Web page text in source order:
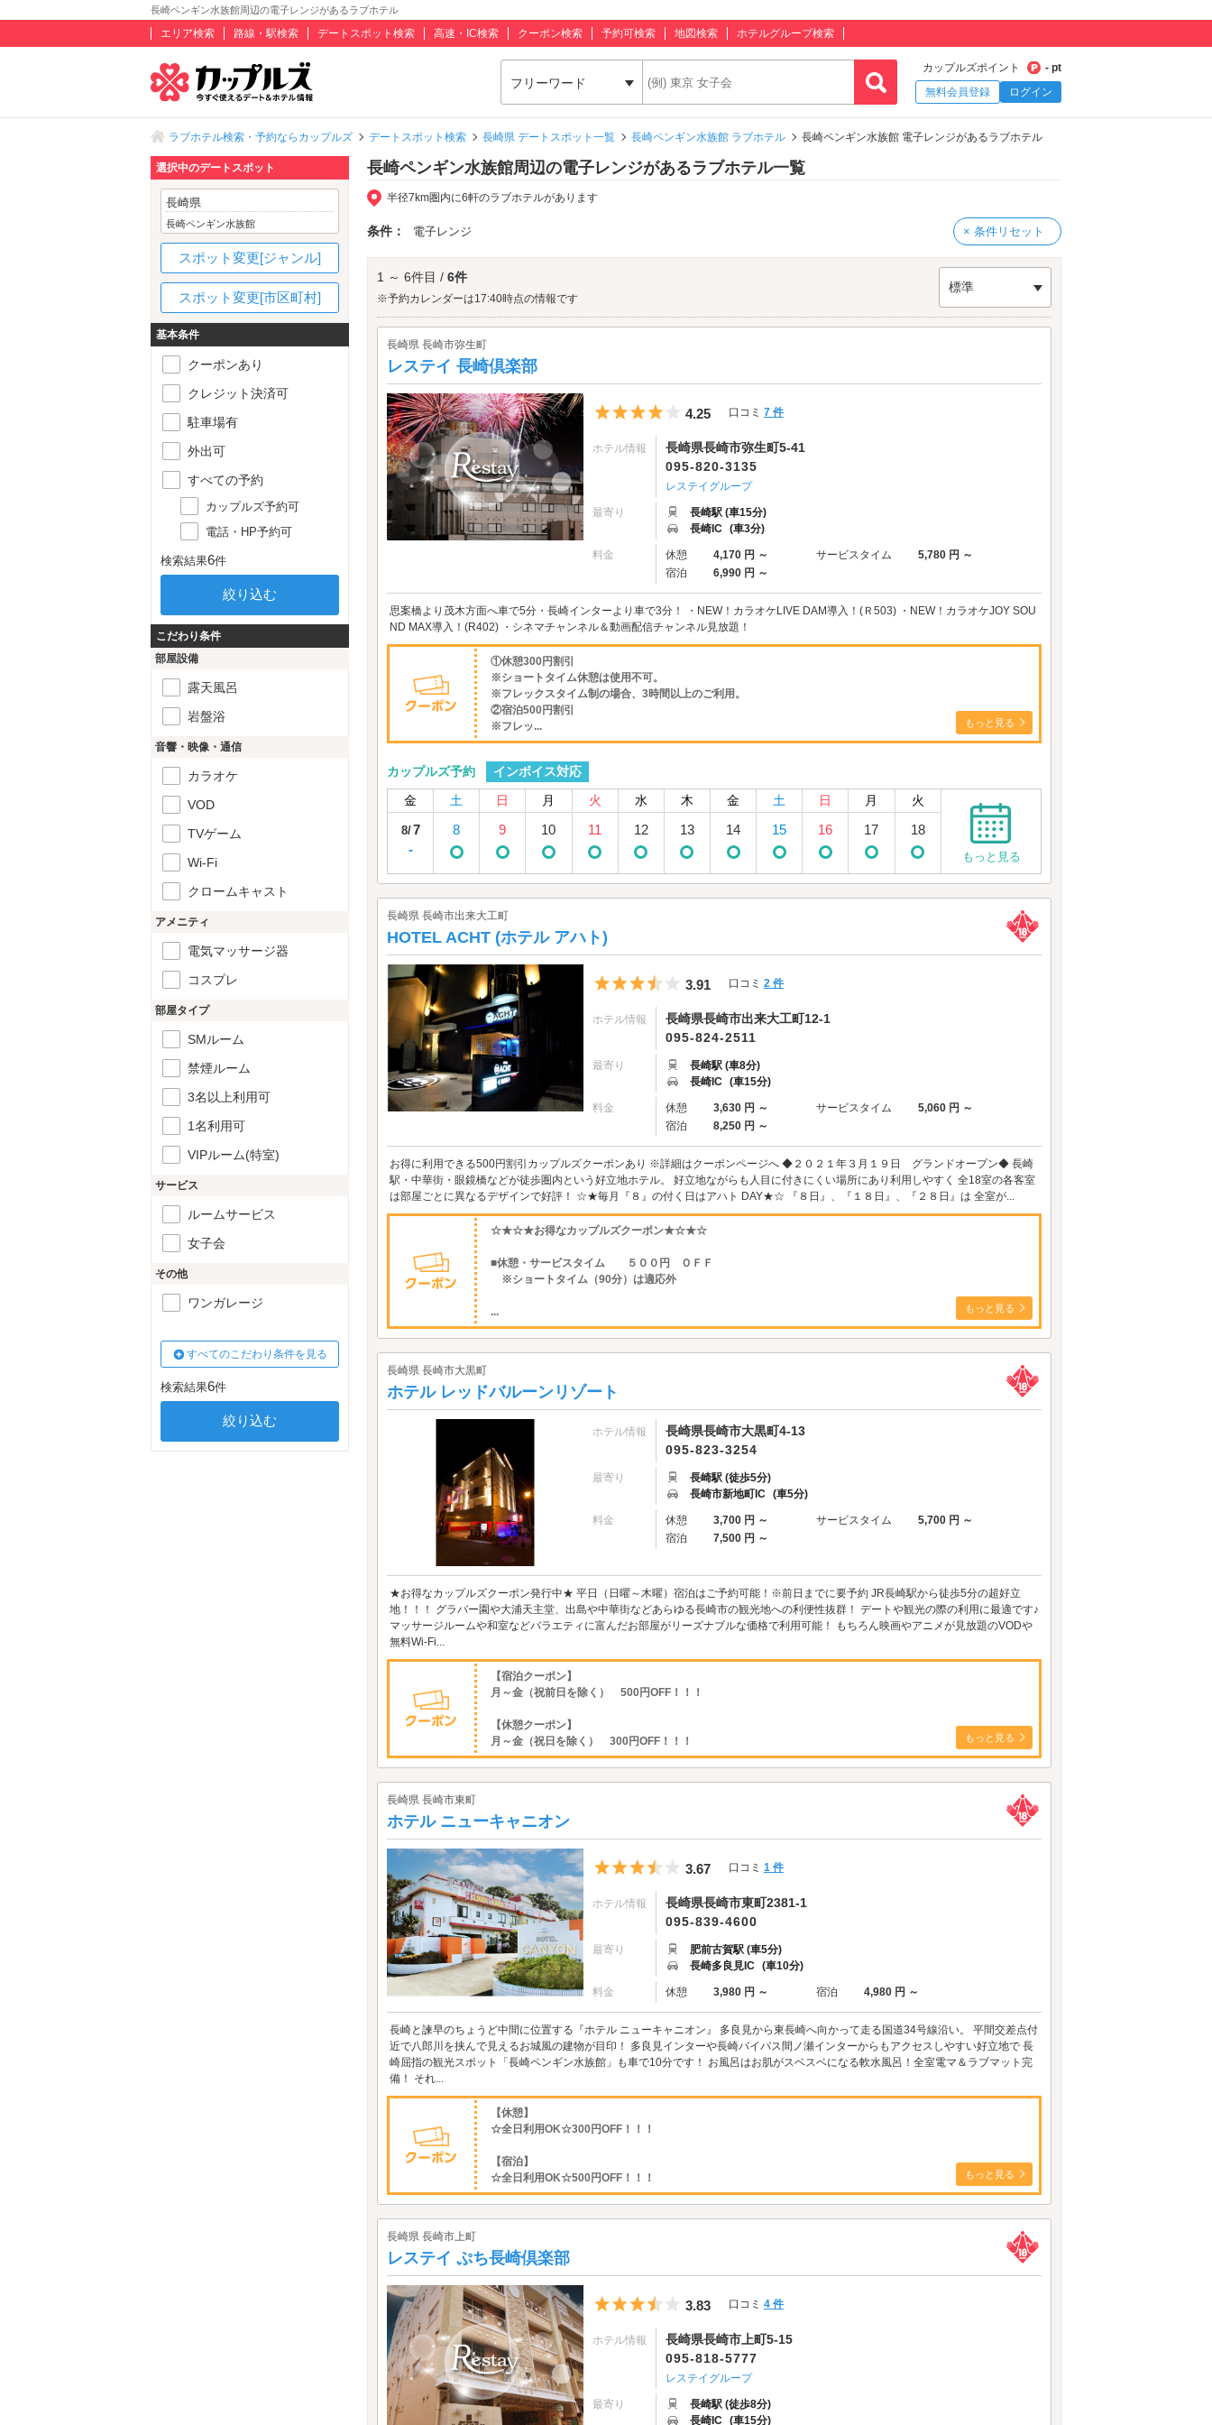
長崎ペンギン水族館周辺の電子レンジがあるラブホテル
エリア検索 路線・駅検索 デートスポット検索 高速・IC検索 クーポン検索 予約可検索 地図検索 ホテルグループ検索
フリーワード
カップルズポイント
- pt
無料会員登録
ログイン
ラブホテル検索・予約ならカップルズ デートスポット検索 長崎県 デートスポット一覧 長崎ペンギン水族館 ラブホテル 長崎ペンギン水族館 電子レンジがあるラブホテル
長崎ペンギン水族館周辺の電子レンジがあるラブホテル一覧
半径7km圏内に6軒のラブホテルがあります
条件： 電子レンジ × 条件リセット
1 ～ 6件目 / 6件
※予約カレンダーは17:40時点の情報です
標準
長崎県 長崎市弥生町
レステイ 長崎倶楽部
5つ星のうち4
4.25 口コミ 7 件
ホテル情報
長崎県長崎市弥生町5-41
095-820-3135
レステイグループ
最寄り
長崎駅 (車15分)
長崎IC (車3分)
料金 休憩 4,170 円 ～ サービスタイム
5,780 円 ～
宿泊
6,990 円 ～
思案橋より茂木方面へ車で5分・長崎インターより車で3分！ ・NEW！カラオケLIVE DAM導入！(Ｒ503) ・NEW！カラオケJOY SOU
ND MAX導入！(R402) ・シネマチャンネル＆動画配信チャンネル見放題！
①休憩300円割引
※ショートタイム休憩は使用不可。
※フレックスタイム制の場合、3時間以上のご利用。
②宿泊500円割引
※フレッ...
もっと見る
カップルズ予約
インボイス対応
金
土 日 月 火 水 木 金 土 日 月 火
8/7
-
8 9 10 11 12 13 14 15 16 17 18
もっと見る
長崎県 長崎市出来大工町
HOTEL ACHT (ホテル アハト)
5つ星のうち3.5
3.91 口コミ 2 件
ホテル情報
長崎県長崎市出来大工町12-1
095-824-2511
最寄り
長崎駅 (車8分)
長崎IC (車15分)
料金 休憩 3,630 円 ～ サービスタイム
5,060 円 ～
宿泊
8,250 円 ～
お得に利用できる500円割引カップルズクーポンあり ※詳細はクーポンページへ ◆２０２１年３月１９日 グランドオープン◆ 長崎
駅・中華街・眼鏡橋などが徒歩圏内という好立地ホテル。 好立地ながらも人目に付きにくい場所にあり利用しやすく 全18室の各客室
は部屋ごとに異なるデザインで好評！ ☆★毎月『８』の付く日はアハト DAY★☆ 『８日』、『１８日』、『２８日』は 全室が...
☆★☆★お得なカップルズクーポン★☆★☆
■休憩・サービスタイム ５００円 ＯＦＦ
※ショートタイム（90分）は適応外
... もっと見る
長崎県 長崎市大黒町
ホテル レッドバルーンリゾート
ホテル情報
長崎県長崎市大黒町4-13
095-823-3254
最寄り
長崎駅 (徒歩5分)
長崎市新地町IC (車5分)
料金 休憩 3,700 円 ～ サービスタイム
5,700 円 ～
宿泊
7,500 円 ～
★お得なカップルズクーポン発行中★ 平日（日曜～木曜）宿泊はご予約可能！※前日までに要予約 JR長崎駅から徒歩5分の超好立
地！！！ グラバー園や大浦天主堂、出島や中華街などあらゆる長崎市の観光地への利便性抜群！ デートや観光の際の利用に最適です♪
マッサージルームや和室などバラエティに富んだお部屋がリーズナブルな価格で利用可能！ もちろん映画やアニメが見放題のVODや
無料Wi-Fi...
【宿泊クーポン】
月～金（祝前日を除く） 500円OFF！！！
【休憩クーポン】
月～金（祝日を除く） 300円OFF！！！
もっと見る
長崎県 長崎市東町
ホテル ニューキャニオン
5つ星のうち3.5
3.67 口コミ 1 件
ホテル情報
長崎県長崎市東町2381-1
095-839-4600
最寄り
肥前古賀駅 (車5分)
長崎多良見IC (車10分)
料金 休憩 3,980 円 ～ 宿泊 4,980 円 ～
長崎と諫早のちょうど中間に位置する『ホテル ニューキャニオン』 多良見から東長崎へ向かって走る国道34号線沿い。 平間交差点付
近で八郎川を挟んで見えるお城風の建物が目印！ 多良見インターや長崎バイパス間ノ瀬インターからもアクセスしやすい好立地で 長
崎屈指の観光スポット「長崎ペンギン水族館」も車で10分です！ お風呂はお肌がスベスベになる軟水風呂！全室電マ＆ラブマット完
備！ それ...
【休憩】
☆全日利用OK☆300円OFF！！！
【宿泊】
☆全日利用OK☆500円OFF！！！
もっと見る
長崎県 長崎市上町
レステイ ぷち長崎倶楽部
5つ星のうち3.5
3.83 口コミ 4 件
ホテル情報
長崎県長崎市上町5-15
095-818-5777
レステイグループ
最寄り
長崎駅 (徒歩8分)
長崎IC (車15分)
選択中のデートスポット
長崎県
長崎ペンギン水族館
スポット変更[ジャンル]
スポット変更[市区町村]
基本条件
クーポンあり
クレジット決済可
駐車場有
外出可
すべての予約
カップルズ予約可
電話・HP予約可
検索結果6件
こだわり条件
部屋設備
露天風呂
岩盤浴
音響・映像・通信
カラオケ
VOD
TVゲーム
Wi-Fi
クロームキャスト
アメニティ
電気マッサージ器
コスプレ
部屋タイプ
SMルーム
禁煙ルーム
3名以上利用可
1名利用可
VIPルーム(特室)
サービス
ルームサービス
女子会
その他
ワンガレージ
すべてのこだわり条件を見る
検索結果6件